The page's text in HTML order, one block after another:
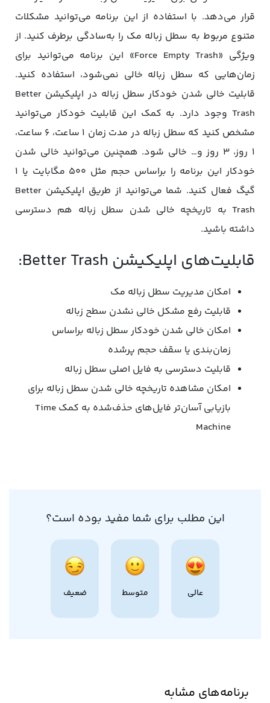
قرار می‌دهد. با استفاده از این برنامه می‌توانید مشکلات
متنوع مربوط به سطل زباله مک را به‌سادگی برطرف کنید. از
ویژگی «Force Empty Trash» این برنامه می‌توانید برای
زمان‌هایی که سطل زباله خالی نمی‌شود، استفاده کنید.
قابلیت خالی‌ شدن خودکار سطل زباله در اپلیکیشن Better
Trash وجود دارد. به کمک این قابلیت خودکار می‌توانید
مشخص کنید که سطل زباله در مدت زمان ۱ ساعت، ۶ ساعت،
۱ روز، ۳ روز و… خالی شود. همچنین می‌توانید خالی‌ شدن
خودکار این برنامه را براساس حجم مثل ۵۰۰ مگابایت یا ۱
گیگ فعال کنید. شما می‌توانید از طریق اپلیکیشن Better
Trash به تاریخچه خالی‌ شدن سطل زباله‌ هم دسترسی
داشته باشید.
قابلیت‌های اپلیکیشن Better Trash:
امکان مدیریت سطل زباله مک
قابلیت رفع مشکل خالی نشدن سطح زباله
امکان خالی‌ شدن خودکار سطل زباله براساس
زمان‌بندی یا سقف حجم پرشده
قابلیت دسترسی به فایل اصلی سطل زباله
امکان مشاهده تاریخچه خالی‌ شدن سطل‌ زباله برای
بازیابی آسان‌تر فایل‌های حذف‌شده به کمک Time
Machine
این مطلب برای شما مفید بوده است؟
عالی متوسط ضعیف
برنامه‌های مشابه